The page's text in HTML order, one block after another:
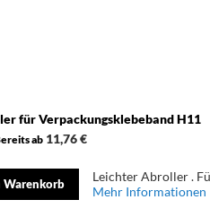
für Verpackungsklebeband H11
ab 11,76 €
Warenkorb
Leichter Abroller .
Mehr Informationen